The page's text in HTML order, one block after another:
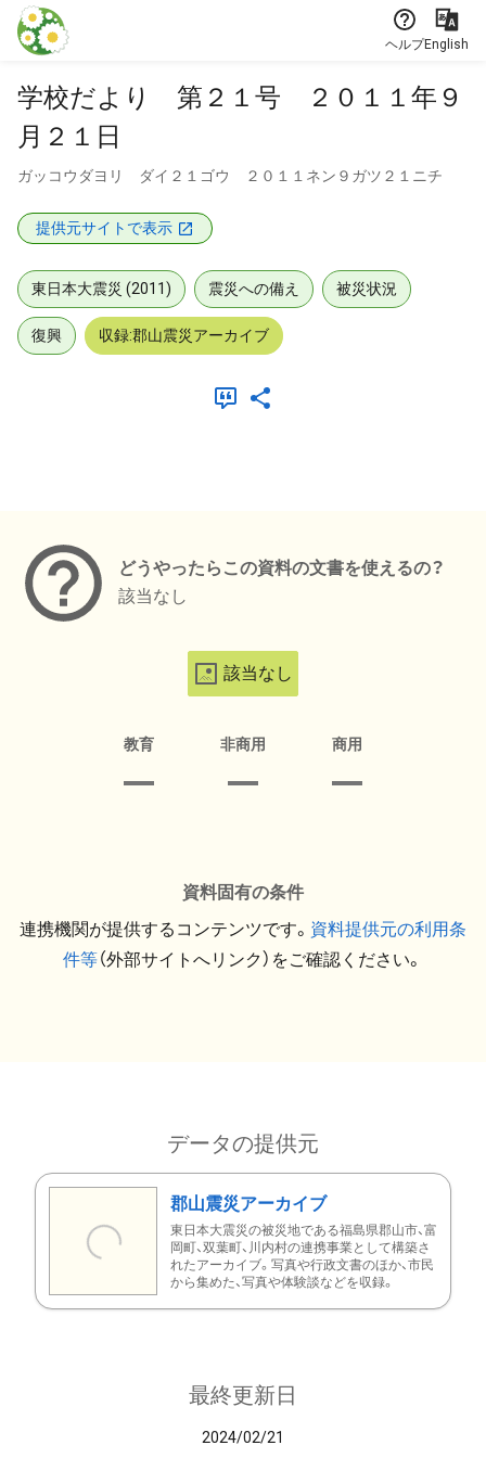
本文に飛ぶ
ヘルプEnglish
学校だより 第２１号 ２０１１年９
月２１日
ガッコウダヨリ ダイ２１ゴウ ２０１１ネン９ガツ２１ニチ
提供元サイトで表示
東日本大震災 (2011) 震災への備え 被災状況
復興 収録:郡山震災アーカイブ
どうやったらこの資料の文書を使えるの？
該当なし
該当なし
教育 非商用 商用
資料固有の条件
連携機関が提供するコンテンツです。 資料提供元の利用条
件等（外部サイトへリンク）をご確認ください。
データの提供元
郡山震災アーカイブ
東日本大震災の被災地である福島県郡山市、富
岡町、双葉町、川内村の連携事業として構築さ
れたアーカイブ。写真や行政文書のほか、市民
から集めた、写真や体験談などを収録。
最終更新日
2024/02/21